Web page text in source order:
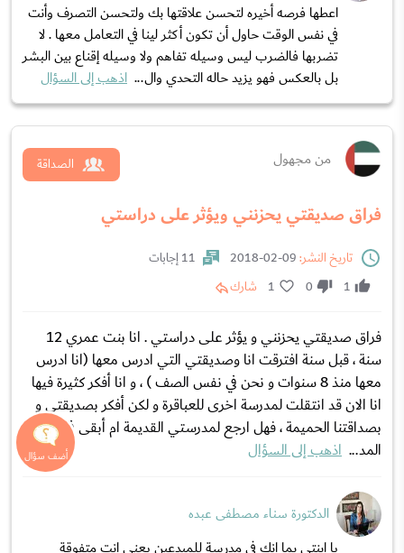
اعطها فرصه أخيره لتحسن علاقتها بك ولتحسن التصرف وأنت
في نفس الوقت حاول أن تكون أكثر لينا في التعامل معها . لا
تضربها فالضرب ليس وسيله تفاهم ولا وسيله إقناع بين البشر
بل بالعكس فهو يزيد حاله التحدي وال... اذهب إلى السؤال
من مجهول
فراق صديقتي يحزنني ويؤثر على دراستي
الصداقة
تاريخ النشر:
11 إجابات
1
0
1 شارك
فراق صديقتي يحزنني و يؤثر على دراستي . انا بنت عمري 12
سنة ، قبل سنة افترقت انا وصديقتي التي ادرس معها (انا ادرس
معها منذ 8 سنوات و نحن في نفس الصف ) ، و انا أفكر كثيرة فيها
انا الان قد انتقلت لمدرسة اخرى للعباقرة و لكن أفكر بصديقتي و
بصداقتنا الحميمة ، فهل ارجع لمدرستي القديمة ام أبقى في هذه
المد... اذهب إلى السؤال
الدكتورة سناء مصطفى عبده
يا ابنتي بما انك في مدرسة للمبدعين يعني انت متفوقة